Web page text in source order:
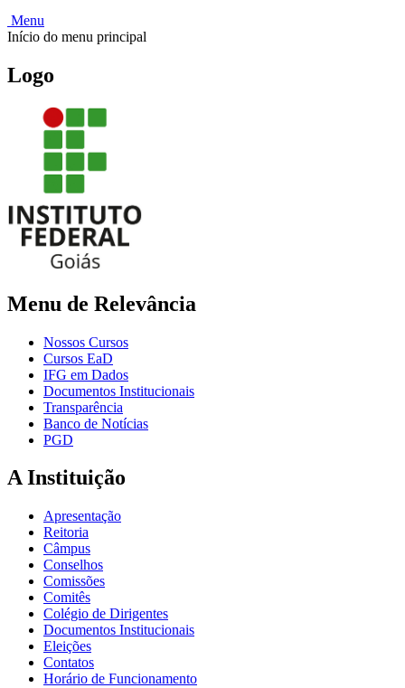
Menu
Início do menu principal
Logo
Menu de Relevância
Nossos Cursos
Cursos EaD
IFG em Dados
Documentos Institucionais
Transparência
Banco de Notícias
PGD
A Instituição
Apresentação
Reitoria
Câmpus
Conselhos
Comissões
Comitês
Colégio de Dirigentes
Documentos Institucionais
Eleições
Contatos
Horário de Funcionamento